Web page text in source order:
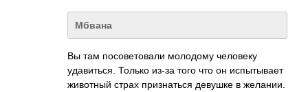
Мбвана
Вы там посоветовали молодому человеку
удавиться. Только из-за того что он испытывает
животный страх признаться девушке в желании.